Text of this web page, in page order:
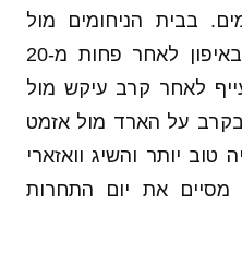
בבית הניחומים מול
סנדל הטורקי ברוך ניצח באיפון לאחר פחות מ-20
לאחר קרב עיקש מול
6 בעולם). בקרב על הארד מול אזמט
טוב יותר והשיג וואזארי
מסיים את יום התחרות